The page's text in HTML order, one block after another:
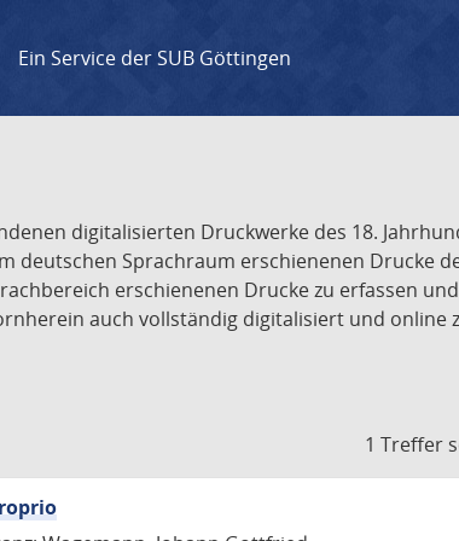
Ein Service der SUB Göttingen
digitalisierten Druckwerke des 18.
Sprachraum erschienenen Drucke
erschienenen Drucke zu erfassen
auch vollständig digitalisiert und online
1 Treffer